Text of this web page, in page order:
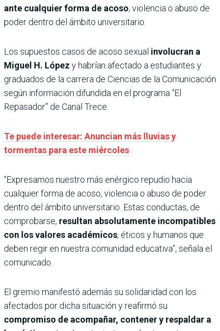
ante cualquier forma de acoso, violencia o abuso de
poder dentro del ámbito universitario.
Los supuestos casos de acoso sexual involucran a
Miguel H. López y habrían afectado a estudiantes y
graduados de la carrera de Ciencias de la Comunicación
según información difundida en el programa “El
Repasador” de Canal Trece.
Te puede interesar: Anuncian más lluvias y
tormentas para este miércoles
“Expresamos nuestro más enérgico repudio hacia
cualquier forma de acoso, violencia o abuso de poder
dentro del ámbito universitario. Estas conductas, de
comprobarse, resultan absolutamente incompatibles
con los valores académicos, éticos y humanos que
deben regir en nuestra comunidad educativa”, señala el
comunicado.
El gremio manifestó además su solidaridad con los
afectados por dicha situación y reafirmó su
compromiso de acompañar, contener y respaldar a